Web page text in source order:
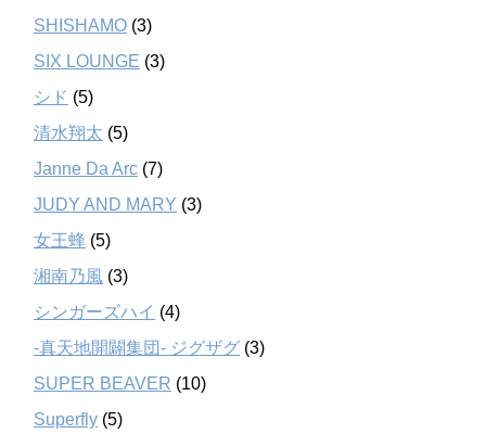
SHISHAMO (3)
SIX LOUNGE (3)
シド (5)
清水翔太 (5)
Janne Da Arc (7)
JUDY AND MARY (3)
女王蜂 (5)
湘南乃風 (3)
シンガーズハイ (4)
-真天地開闢集団- ジグザグ (3)
SUPER BEAVER (10)
Superfly (5)